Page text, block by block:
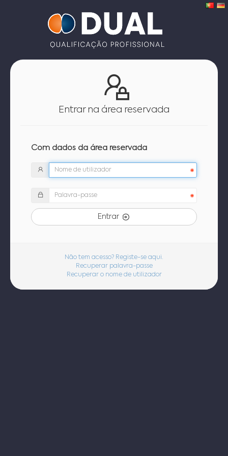
Entrar na área reservada
Com dados da área reservada
Entrar
Não tem acesso? Registe-se aqui.
Recuperar palavra-passe
Recuperar o nome de utilizador